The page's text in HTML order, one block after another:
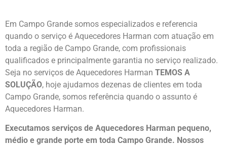
Em Campo Grande somos especializados e referencia
quando o serviço é Aquecedores Harman com atuação em
toda a região de Campo Grande, com profissionais
qualificados e principalmente garantia no serviço realizado.
Seja no serviços de Aquecedores Harman TEMOS A
SOLUÇÃO, hoje ajudamos dezenas de clientes em toda
Campo Grande, somos referência quando o assunto é
Aquecedores Harman.
Executamos serviços de Aquecedores Harman pequeno,
médio e grande porte em toda Campo Grande. Nossos